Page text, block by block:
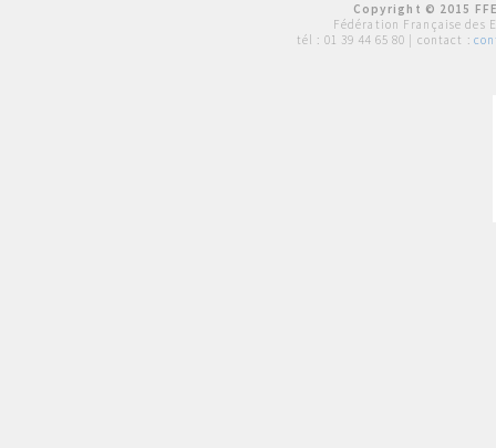
Copyright © 2015
Fédération Française des
tél : 01 39 44 65 80 | contact :